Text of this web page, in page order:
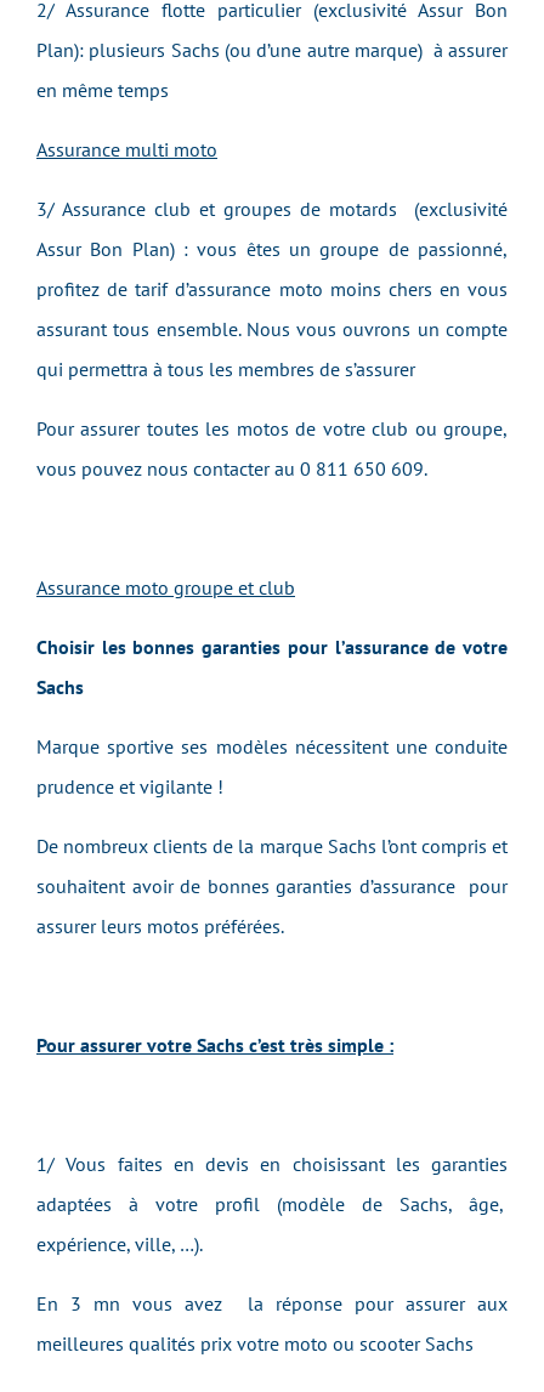
2/ Assurance flotte particulier (exclusivité Assur Bon
Plan): plusieurs Sachs (ou d’une autre marque) à assurer
en même temps
Assurance multi moto
3/ Assurance club et groupes de motards (exclusivité
Assur Bon Plan) : vous êtes un groupe de passionné,
profitez de tarif d’assurance moto moins chers en vous
assurant tous ensemble. Nous vous ouvrons un compte
qui permettra à tous les membres de s’assurer
Pour assurer toutes les motos de votre club ou groupe,
vous pouvez nous contacter au 0 811 650 609.
Assurance moto groupe et club
Choisir les bonnes garanties pour l’assurance de votre
Sachs
Marque sportive ses modèles nécessitent une conduite
prudence et vigilante !
De nombreux clients de la marque Sachs l’ont compris et
souhaitent avoir de bonnes garanties d’assurance pour
assurer leurs motos préférées.
Pour assurer votre Sachs c’est très simple :
1/ Vous faites en devis en choisissant les garanties
adaptées à votre profil (modèle de Sachs, âge,
expérience, ville, …).
En 3 mn vous avez la réponse pour assurer aux
meilleures qualités prix votre moto ou scooter Sachs